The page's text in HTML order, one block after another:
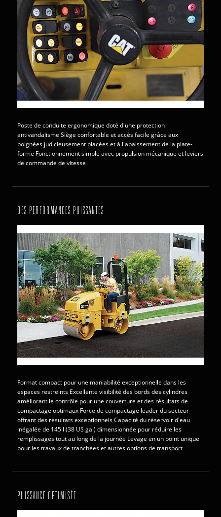
Poste de conduite ergonomique doté d'une protection
antivandalisme Siège confortable et accès facile grâce aux
poignées judicieusement placées et à l'abaissement de la plate-
forme Fonctionnement simple avec propulsion mécanique et leviers
de commande de vitesse
DES PERFORMANCES PUISSANTES
Format compact pour une maniabilité exceptionnelle dans les
espaces restreints Excellente visibilité des bords des cylindres
améliorant le contrôle pour une couverture et des résultats de
compactage optimaux Force de compactage leader du secteur
offrant des résultats exceptionnels Capacité du réservoir d'eau
inégalée de 145 l (38 US gal) dimensionnée pour réduire les
remplissages tout au long de la journée Levage en un point unique
pour les travaux de tranchées et autres options de transport
PUISSANCE OPTIMISÉE